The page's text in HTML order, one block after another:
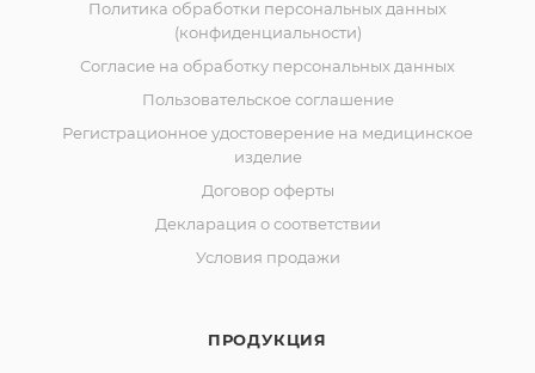
Политика обработки персональных данных
(конфиденциальности)
Согласие на обработку персональных данных
Пользовательское соглашение
Регистрационное удостоверение на медицинское
изделие
Договор оферты
Декларация о соответствии
Условия продажи
ПРОДУКЦИЯ